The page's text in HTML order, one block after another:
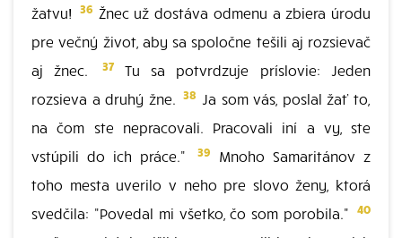
žatvu! 36 Žnec už dostáva odmenu a zbiera úrodu
pre večný život, aby sa spoločne tešili aj rozsievač
aj žnec.
37Tu sa potvrdzuje príslovie: Jeden
rozsieva a druhý žne. 38 Ja som vás, poslal žať to,
na čom ste nepracovali. Pracovali iní a vy, ste
vstúpili do ich práce."
39
Mnoho Samaritánov z
toho mesta uverilo v neho pre slovo ženy, ktorá
svedčila: "Povedal mi všetko, čo som porobila." 40